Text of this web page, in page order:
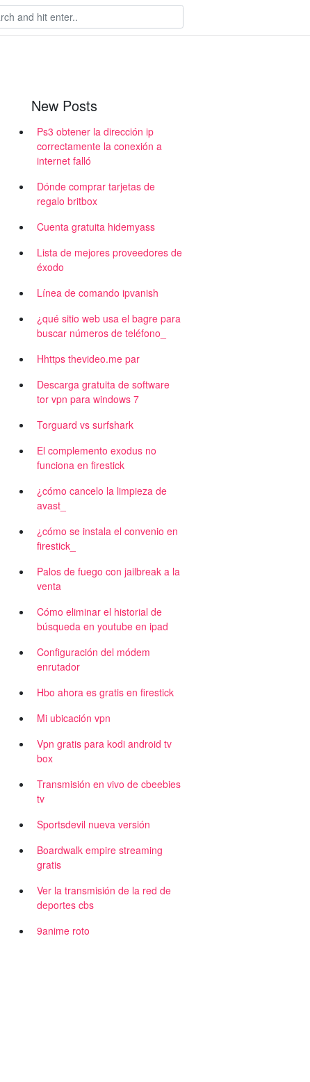
New Posts
Ps3 obtener la dirección ip
correctamente la conexión a
internet falló
Dónde comprar tarjetas de
regalo britbox
Cuenta gratuita hidemyass
Lista de mejores proveedores de
éxodo
Línea de comando ipvanish
¿qué sitio web usa el bagre para
buscar números de teléfono_
Hhttps thevideo.me par
Descarga gratuita de software
tor vpn para windows 7
Torguard vs surfshark
El complemento exodus no
funciona en firestick
¿cómo cancelo la limpieza de
avast_
¿cómo se instala el convenio en
firestick_
Palos de fuego con jailbreak a la
venta
Cómo eliminar el historial de
búsqueda en youtube en ipad
Configuración del módem
enrutador
Hbo ahora es gratis en firestick
Mi ubicación vpn
Vpn gratis para kodi android tv
box
Transmisión en vivo de cbeebies
tv
Sportsdevil nueva versión
Boardwalk empire streaming
gratis
Ver la transmisión de la red de
deportes cbs
9anime roto